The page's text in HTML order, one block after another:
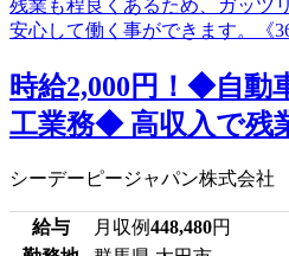
時給2,000円！◆自動
工業務◆ 高収入で残
シーデーピージャパン株式会社
給与 月収例448,480円